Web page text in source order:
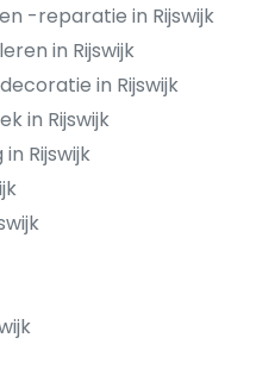
-reparatie in Rijswijk
in Rijswijk
in Rijswijk
in Rijswijk
Rijswijk